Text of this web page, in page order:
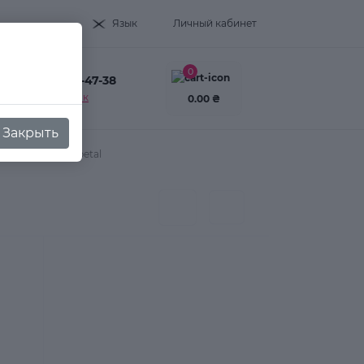
Язык Личный кабинет
+38(093) 995-47-38
Заказать звонок
0
0.00 ₴
№ 0732, rose petal
Закрыть